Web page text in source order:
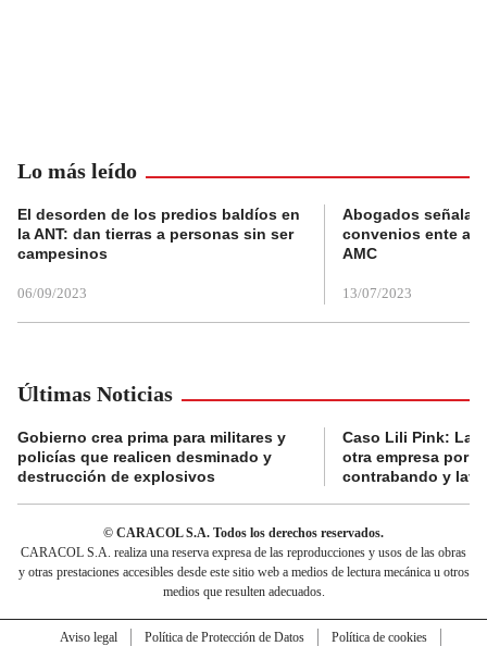
Lo más leído
El desorden de los predios baldíos en
la ANT: dan tierras a personas sin ser
campesinos
06/09/2023
Abogados
convenios ente
AMC
13/07/2023
Últimas Noticias
Gobierno crea prima para militares y
policías que realicen desminado y
destrucción de explosivos
Caso Lili Pink: La
otra empresa por
contrabando y
© CARACOL S.A. Todos los derechos reservados.
CARACOL S.A. realiza una reserva expresa de las reproducciones y usos de las obras
y otras prestaciones accesibles desde este sitio web a medios de lectura mecánica u otros
medios que resulten adecuados.
Aviso legal Política de Protección de Datos
Política de cookies